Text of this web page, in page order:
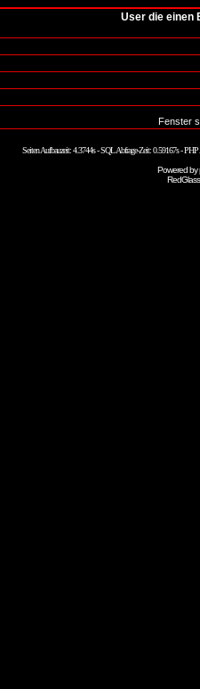
User die einen
Fenster
Seiten Aufbauzeit: 4.3744s - SQL Abfrage-Zeit: 0.59167s -
Powered by